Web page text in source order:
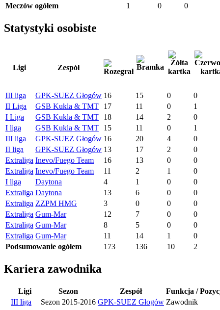
Meczów ogółem 1 0 0
Statystyki osobiste
Ligi Zespół
III liga GPK-SUEZ Głogów 16 15 0
0
II Liga
GSB Kukla & TMT 17 11 0
1
I Liga
GSB Kukla & TMT 18 14 2
0
I liga
GSB Kukla & TMT 15 11 0
1
III liga
GPK-SUEZ Głogów 16 20 4
0
II liga
GPK-SUEZ Głogów 13 17 2
0
Extraliga Inevo/Fuego Team 16 13 0
0
Extraliga Inevo/Fuego Team 11 2 1
0
I liga
Daytona 4 1 0
0
Extraliga Daytona 13 6 0
0
Extraliga ZZPM HMG 3 0 0
0
Extraliga Gum-Mar 12 7 0
0
Extraliga Gum-Mar 8 5 0
0
Extraliga Gum-Mar 11 14 1
0
Podsumowanie ogółem
173 136 10 2
Kariera zawodnika
Ligi Sezon Zespół
Funkcja /
III liga
Sezon 2015-2016 GPK-SUEZ Głogów Zawodnik